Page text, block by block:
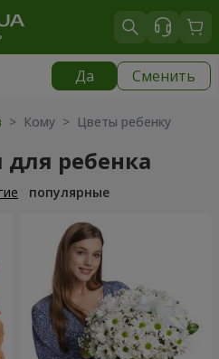
Да Сменить
> Кому > Цветы ребенку
для ребенка
популярные